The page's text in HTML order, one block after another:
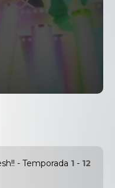
- Temporada 1 - 12